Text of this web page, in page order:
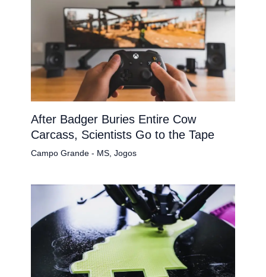
After Badger Buries Entire Cow
Carcass, Scientists Go to the Tape
Campo Grande - MS, Jogos